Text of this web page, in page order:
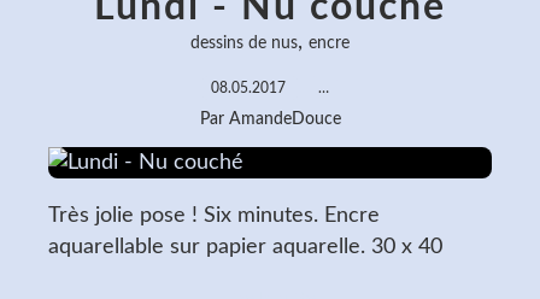
dessins de nus, encre
08.05.2017 …
Par AmandeDouce
Très jolie pose ! Six minutes. Encre
aquarellable sur papier aquarelle. 30 x 40